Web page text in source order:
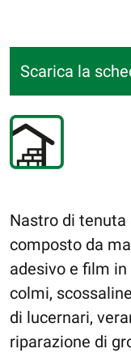
Scarica la
Nastro di tenuta
composto da
adesivo e film
colmi,
di lucernari,
riparazione di